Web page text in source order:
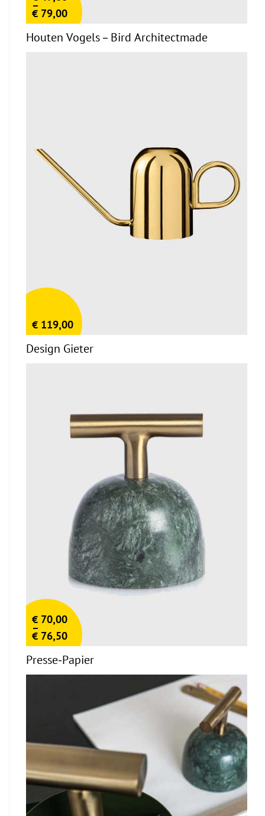
–
€ 79,00
Houten Vogels – Bird Architectmade
€ 119,00
Design Gieter
€ 70,00
–
€ 76,50
Presse-Papier